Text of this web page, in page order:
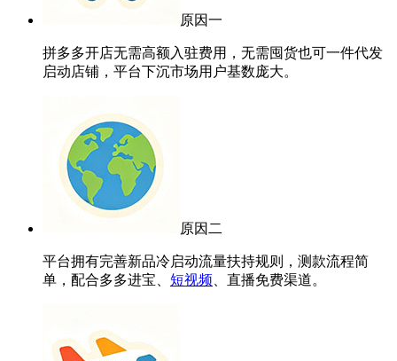
原因一
拼多多开店无需高额入驻费用，无需囤货也可一件代发
启动店铺，平台下沉市场用户基数庞大。
原因二
平台拥有完善新品冷启动流量扶持规则，测款流程简
单，配合多多进宝、 短视频 、直播免费渠道。